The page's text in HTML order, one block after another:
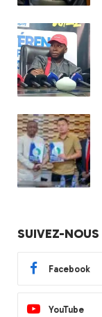
SUIVEZ-NOUS
Facebook
YouTube